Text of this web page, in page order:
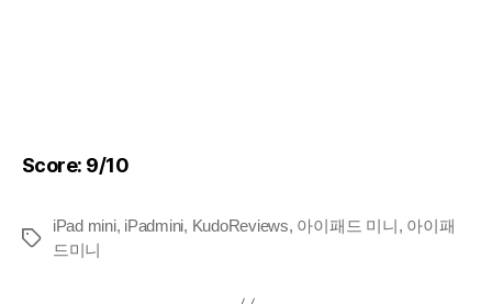
Score: 9/10
Tags
iPad mini, iPadmini, KudoReviews, 아이패드 미니, 아이패
드미니